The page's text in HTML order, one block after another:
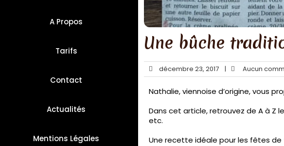
A Propos
Tarifs
Contact
Actualités
Mentions Légales
Une bûche
décembre 23, 2017 | Aucun
Nathalie, viennoise d’origine, vous
Dans cet article, retrouvez de A à Z
etc.
Une recette idéale pour les fêtes de